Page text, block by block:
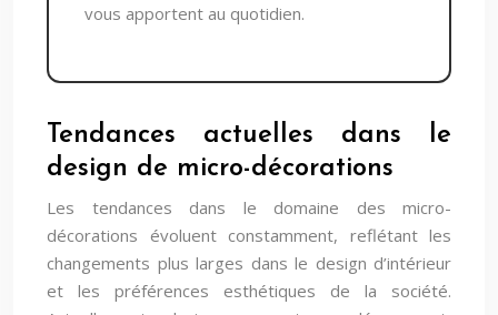
vous apportent au quotidien.
Tendances actuelles dans le
design de micro-décorations
Les tendances dans le domaine des micro-
décorations évoluent constamment, reflétant les
changements plus larges dans le design d’intérieur
et les préférences esthétiques de la société.